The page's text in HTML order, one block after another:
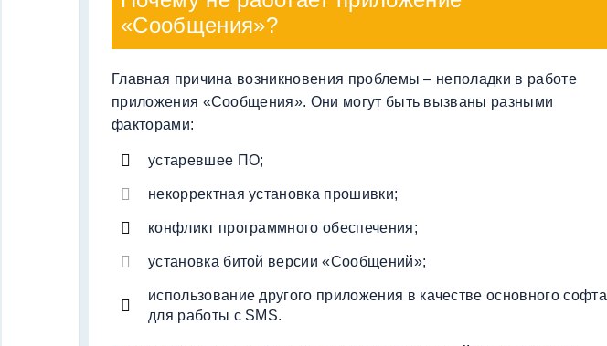
«Сообщения»?
Главная причина возникновения проблемы – неполадки в работе
приложения «Сообщения». Они могут быть вызваны разными
факторами:
устаревшее ПО;
некорректная установка прошивки;
конфликт программного обеспечения;
установка битой версии «Сообщений»;
использование другого приложения в качестве основного софта
для работы с SMS.